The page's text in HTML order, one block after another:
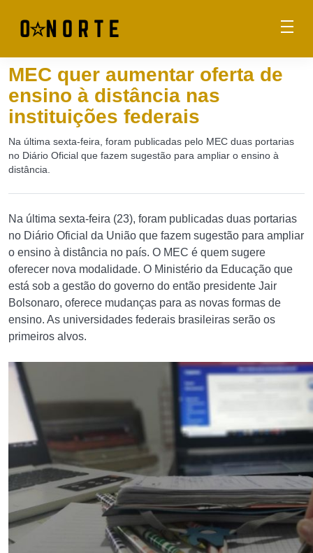
MEC quer aumentar oferta de
ensino à distância nas
instituições federais
Na última sexta-feira, foram publicadas pelo MEC duas portarias
no Diário Oficial que fazem sugestão para ampliar o ensino à
distância.
Na última sexta-feira (23), foram publicadas duas portarias
no Diário Oficial da União que fazem sugestão para ampliar
o ensino à distância no país. O MEC é quem sugere
oferecer nova modalidade. O Ministério da Educação que
está sob a gestão do governo do então presidente Jair
Bolsonaro, oferece mudanças para as novas formas de
ensino. As universidades federais brasileiras serão os
primeiros alvos.